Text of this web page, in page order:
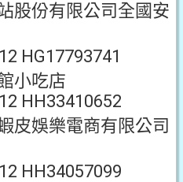
股份有限公司全國安
HG17793741
小吃店
HH33410652
皮娛樂電商有限公司
HH34057099